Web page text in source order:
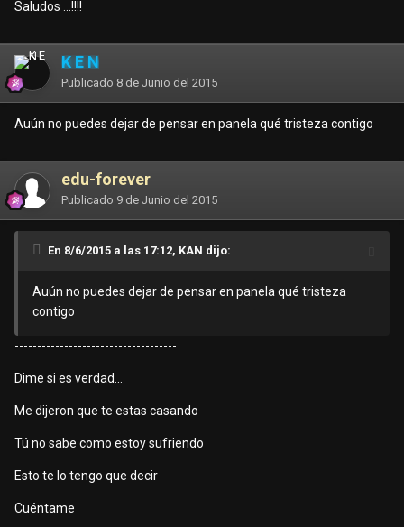
Saludos ...!!!!
K E N
Publicado 8 de Junio del 2015
Auún no puedes dejar de pensar en panela qué tristeza contigo
edu-forever
Publicado 9 de Junio del 2015
En 8/6/2015 a las 17:12, KAN dijo:
Auún no puedes dejar de pensar en panela qué tristeza
contigo
------------------------------------
Dime si es verdad...
Me dijeron que te estas casando
Tú no sabe como estoy sufriendo
Esto te lo tengo que decir
Cuéntame